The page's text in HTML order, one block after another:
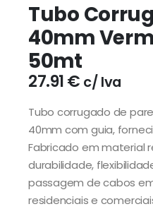
Tubo
40mm
50mt
27.91€ c/ Iva
Tubo corrugado de
40mm com guia,
Fabricado em material
durabilidade,
passagem de cabos
residenciais e